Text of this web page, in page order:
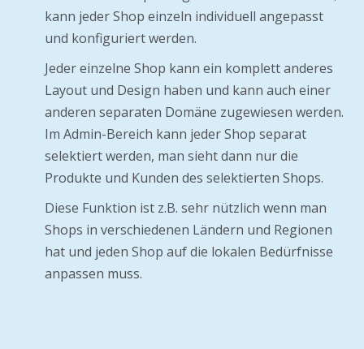
kann jeder Shop einzeln individuell angepasst
und konfiguriert werden.
Jeder einzelne Shop kann ein komplett anderes
Layout und Design haben und kann auch einer
anderen separaten Domäne zugewiesen werden.
Im Admin-Bereich kann jeder Shop separat
selektiert werden, man sieht dann nur die
Produkte und Kunden des selektierten Shops.
Diese Funktion ist z.B. sehr nützlich wenn man
Shops in verschiedenen Ländern und Regionen
hat und jeden Shop auf die lokalen Bedürfnisse
anpassen muss.